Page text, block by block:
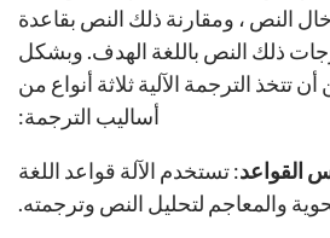
النص ، ومقارنة ذلك النص بقاعدة
ذلك النص باللغة الهدف. وبشكل
تتخذ الترجمة الآلية ثلاثة أنواع من
أساليب الترجمة:
القواعد: تستخدم الآلة قواعد اللغة
والمعاجم لتحليل النص وترجمته.